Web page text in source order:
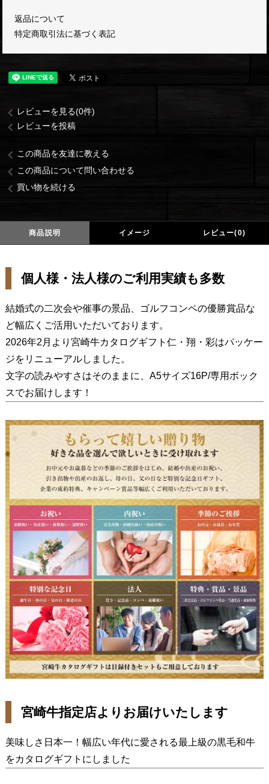
返品について
特定商取引法に基づく表記
レビューを見る(0件)
レビューを投稿
この商品を友達に教える
この商品について問い合わせる
買い物を続ける
商品説明 イメージ レビュー(0)
個人様・法人様のご利用実績も多数
結婚式の二次会や催事の景品、ゴルフコンペの優勝賞品な
ど幅広くご活用いただいております。
2026年2月より宮崎牛カタログギフト仁・翔・彩はパッケー
ジをリニューアルしました。
文字の読みやすさはそのままに、A5サイズ16P/専用ボック
スでお届けします！
宮崎牛指定店よりお届けいたします
美味しさ日本一！幅広い年代に愛される最上級の黒毛和牛
をカタログギフトにしました